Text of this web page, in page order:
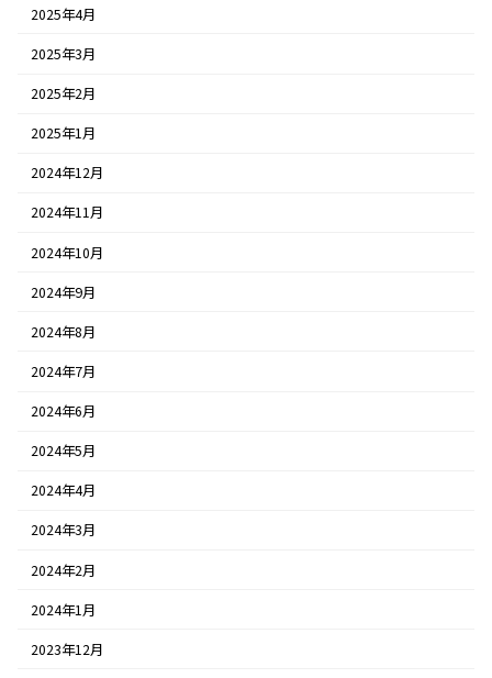
2025年4月
2025年3月
2025年2月
2025年1月
2024年12月
2024年11月
2024年10月
2024年9月
2024年8月
2024年7月
2024年6月
2024年5月
2024年4月
2024年3月
2024年2月
2024年1月
2023年12月